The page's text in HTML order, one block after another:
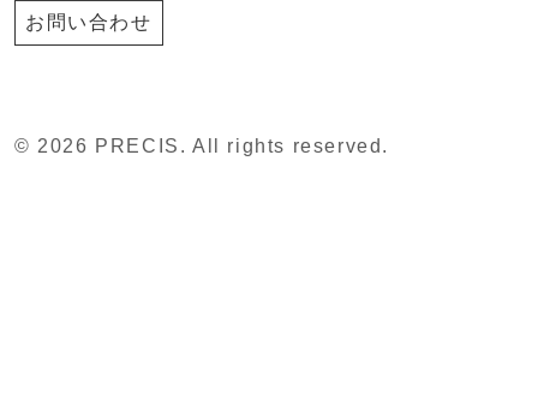
お問い合わせ
© 2026 PRECIS. All rights reserved.